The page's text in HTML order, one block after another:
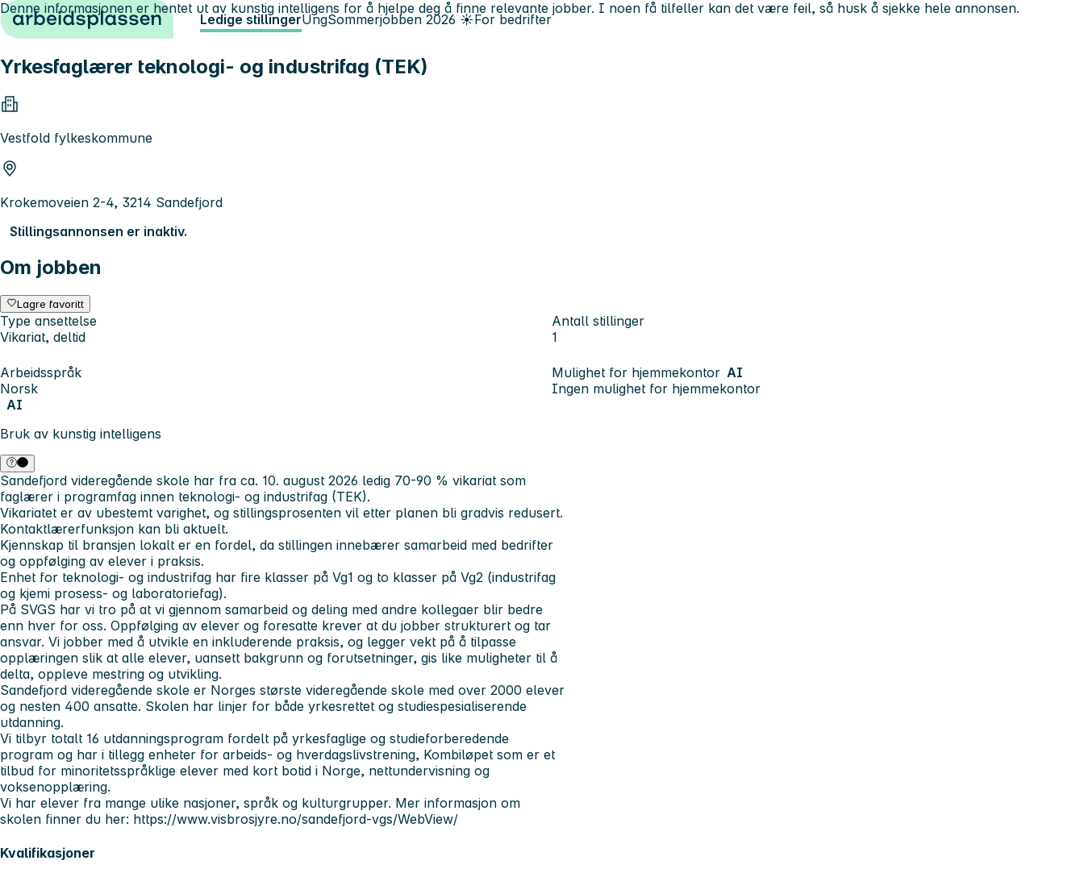
Hopp til innhold Ledige stillingerUngSommerjobben 2026 ☀️For bedrifter
Yrkesfaglærer teknologi- og industrifag (TEK)
Vestfold fylkeskommune
Krokemoveien 2-4, 3214 Sandefjord
Stillingsannonsen er inaktiv.
Om jobben
Lagre favoritt
Type ansettelse
Vikariat, deltid
Antall stillinger
1
Arbeidsspråk
Norsk
Mulighet for hjemmekontor AI
Ingen mulighet for hjemmekontor
AI
Bruk av kunstig intelligens
Denne informasjonen er hentet ut av kunstig intelligens for å hjelpe deg å finne relevante jobber. I noen få tilfeller kan det være feil, så husk å sjekke hele annonsen.
Sandefjord videregående skole har fra ca. 10. august 2026 ledig 70-90 % vikariat som
faglærer i programfag innen teknologi- og industrifag (TEK).
Vikariatet er av ubestemt varighet, og stillingsprosenten vil etter planen bli gradvis redusert.
Kontaktlærerfunksjon kan bli aktuelt.
Kjennskap til bransjen lokalt er en fordel, da stillingen innebærer samarbeid med bedrifter
og oppfølging av elever i praksis.
Enhet for teknologi- og industrifag har fire klasser på Vg1 og to klasser på Vg2 (industrifag
og kjemi prosess- og laboratoriefag).
På SVGS har vi tro på at vi gjennom samarbeid og deling med andre kollegaer blir bedre
enn hver for oss. Oppfølging av elever og foresatte krever at du jobber strukturert og tar
ansvar. Vi jobber med å utvikle en inkluderende praksis, og legger vekt på å tilpasse
opplæringen slik at alle elever, uansett bakgrunn og forutsetninger, gis like muligheter til å
delta, oppleve mestring og utvikling.
Sandefjord videregående skole er Norges største videregående skole med over 2000 elever
og nesten 400 ansatte. Skolen har linjer for både yrkesrettet og studiespesialiserende
utdanning.
Vi tilbyr totalt 16 utdanningsprogram fordelt på yrkesfaglige og studieforberedende
program og har i tillegg enheter for arbeids- og hverdagslivstrening, Kombiløpet som er et
tilbud for minoritetsspråklige elever med kort botid i Norge, nettundervisning og
voksenopplæring.
Vi har elever fra mange ulike nasjoner, språk og kulturgrupper. Mer informasjon om
skolen finner du her: https://www.visbrosjyre.no/sandefjord-vgs/WebView/
Kvalifikasjoner